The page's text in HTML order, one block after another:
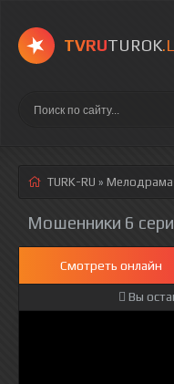
TVRUTUROK
TURK-RU » Мелодрама
Мошенники 6
Смотреть онлайн
Вы